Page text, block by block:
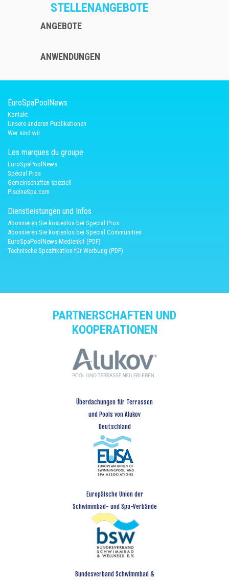
STELLENANGEBOTE
ANGEBOTE
ANWENDUNGEN
EuroSpaPoolNews
Kontakt
Unsere anderen Publikationen
Wer sind wir
Les marques du groupe
EuroSpaPoolNews
Spécial Pros
Gemeinschaften speziell
PiscineSpa.com
Dienstleistungen und Infos
Abonnieren Sie kostenlos bei Special Pros
Abonnieren Sie kostenlos bei Special Communities
EuroSpaPoolNews-Medienkit (PDF)
Technische Spezifikation für Werbung (PDF)
PARTNERSCHAFTEN UND
KOOPERATIONEN
Überdachungen für Terrassen
und Pools von Alukov
Deutschland
Europäische Union der
Schwimmbad- und Spa-Verbände
Bundesverband Schwimmbad &